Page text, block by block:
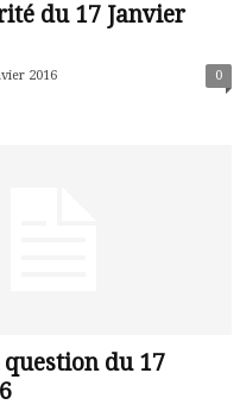
du 17 Janvier
2016 0
du 17